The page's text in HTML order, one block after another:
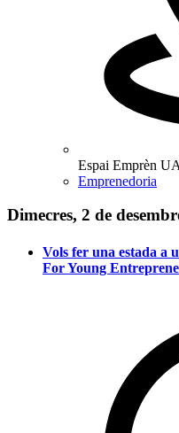
Espai Emprèn
Emprenedoria
Dimecres, 2 de
Vols fer una estada a
For Young